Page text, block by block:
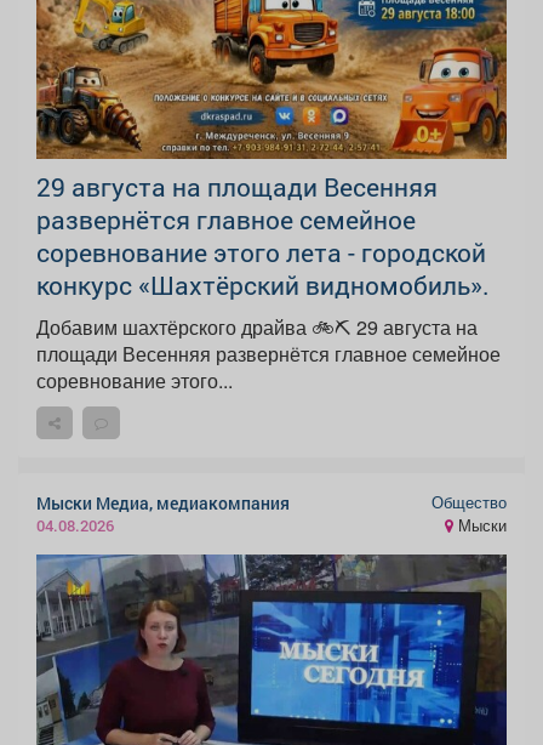
29 августа на площади Весенняя
развернётся главное семейное
соревнование этого лета - городской
конкурс «Шахтёрский видномобиль».
Добавим шахтёрского драйва 🚲⛏ 29 августа на
площади Весенняя развернётся главное семейное
соревнование этого...
Мыски Медиа, медиакомпания
04.08.2026
Общество
Мыски